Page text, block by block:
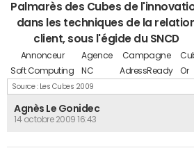
Palmarès des Cubes de
dans les techniques de la
client, sous l'égide du SNCD
Annonceur Agence Campagne
Source : Les Cubes 2009
Soft Computing NC AdressReady Or
Agnès Le Gonidec
14 octobre 2009 16:43